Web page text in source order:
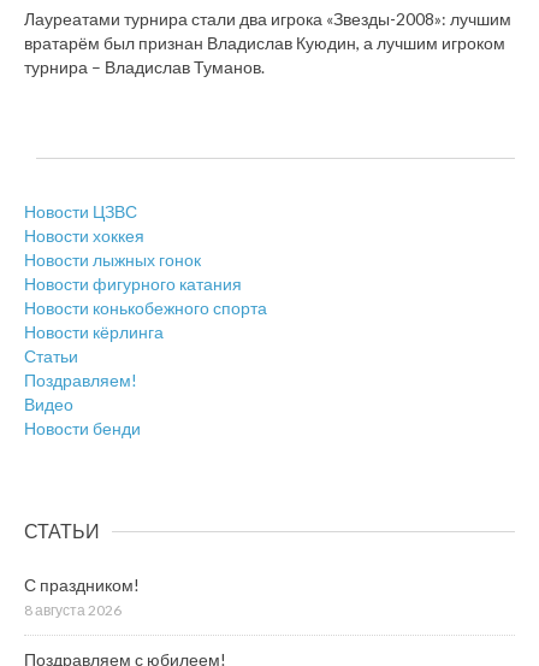
Лауреатами турнира стали два игрока «Звезды-2008»: лучшим
вратарём был признан Владислав Куюдин, а лучшим игроком
турнира – Владислав Туманов.
Новости ЦЗВС
Новости хоккея
Новости лыжных гонок
Новости фигурного катания
Новости конькобежного спорта
Новости кёрлинга
Статьи
Поздравляем!
Видео
Новости бенди
СТАТЬИ
С праздником!
8 августа 2026
Поздравляем с юбилеем!